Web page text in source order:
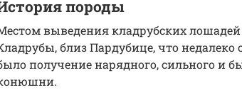
породы
выведения кладрубских
близ Пардубице, что
получение нарядного, сильного и